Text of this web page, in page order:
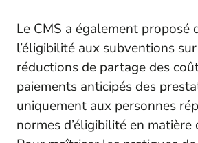
Le CMS a également proposé
l’éligibilité aux subventions
réductions de partage des
paiements anticipés des
uniquement aux personnes
normes d’éligibilité en matière